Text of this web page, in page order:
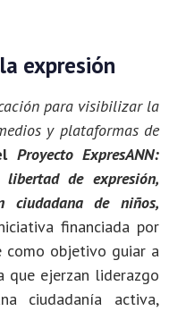
expresión
para visibilizar la
y plataformas de
Proyecto ExpresANN:
de expresión,
ciudadana de niños,
financiada por
como objetivo guiar a
que ejerzan liderazgo
ciudadanía activa,